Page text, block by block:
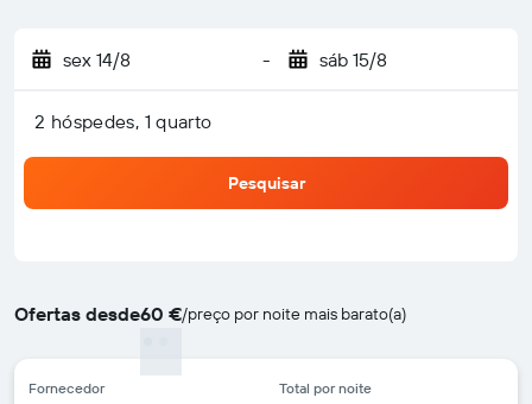
sex 14/8 - sáb 15/8
2 hóspedes, 1 quarto
Pesquisar
Ofertas desde60 €/preço por noite mais barato(a)
Fornecedor Total por noite